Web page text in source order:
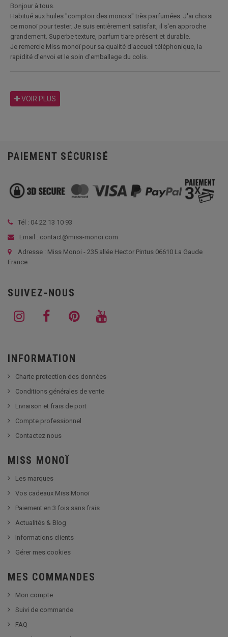
Bonjour à tous.
Habitué aux huiles "comptoir des monoïs" très parfumées. J'ai choisi
ce monoï pour tester. Je suis entièrement satisfait, il s'en approche
grandement. Superbe texture, parfum tiare présent et durable.
Je remercie Miss monoï pour sa qualité d'accueil téléphonique, la
rapidité d'envoi et le soin d'emballage du colis.
VOIR PLUS
PAIEMENT SÉCURISÉ
Tél : 04 22 13 10 93
Email : contact@miss-monoi.com
Adresse : Miss Monoi - 235 allée Hector Pintus 06610 La Gaude
France
SUIVEZ-NOUS
INFORMATION
Charte protection des données
Conditions générales de vente
Livraison et frais de port
Compte professionnel
Contactez nous
MISS MONOÏ
Les marques
Vos cadeaux Miss Monoï
Paiement en 3 fois sans frais
Actualités & Blog
Informations clients
Gérer mes cookies
MES COMMANDES
Mon compte
Suivi de commande
FAQ